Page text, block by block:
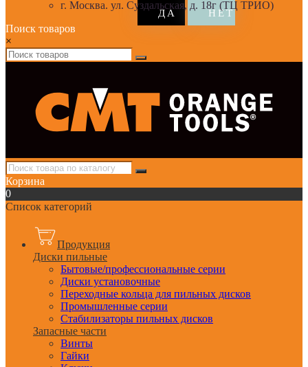
г. Москва. ул. Суздальская, д. 18г (ТЦ ТРИО)
Поиск товаров
×
Корзина
0
Список категорий
Продукция
Диски пильные
Бытовые/профессиональные серии
Диски установочные
Переходные кольца для пильных дисков
Промышленные серии
Стабилизаторы пильных дисков
Запасные части
Винты
Гайки